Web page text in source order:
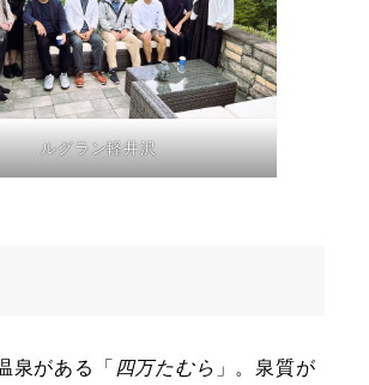
ルグラン軽井沢
泉がある「四万たむら 」。泉質が